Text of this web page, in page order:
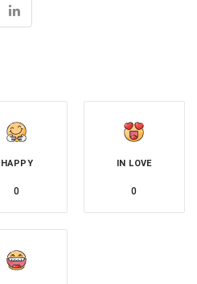
HAPPY
0
IN LOVE
0